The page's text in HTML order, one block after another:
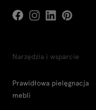
Narzędzia i wsparcie
Prawidłowa pielęgnacja
mebli